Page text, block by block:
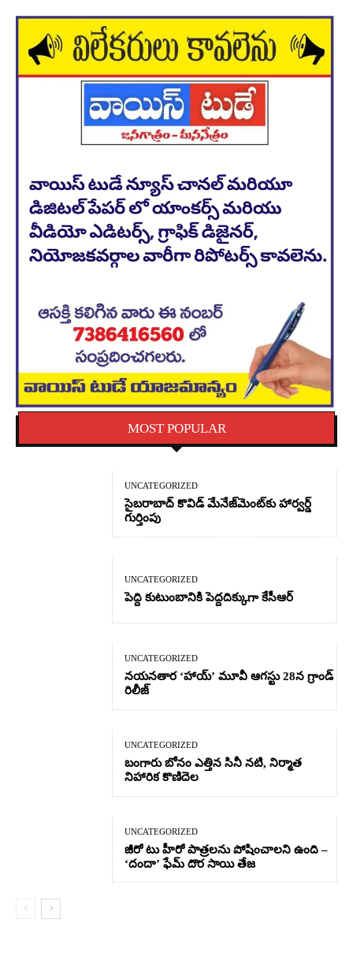
MOST POPULAR
UNCATEGORIZED
సైబరాబాద్‌ కొవిడ్‌ మేనేజ్‌మెంట్‌కు హార్వర్డ్‌
గుర్తింపు
UNCATEGORIZED
పెద్ది కుటుంబానికి పెద్దదిక్కుగా కేసీఆర్
UNCATEGORIZED
నయనతార ‘హాయ్’ మూవీ ఆగస్టు 28న గ్రాండ్
రిలీజ్
UNCATEGORIZED
బంగారు బోనం ఎత్తిన సినీ నటి, నిర్మాత
నిహారిక కొణిదెల
UNCATEGORIZED
జీరో టు హీరో పాత్రలను పోషించాలని ఉంది –
‘దందా’ ఫేమ్ దొర సాయి తేజ